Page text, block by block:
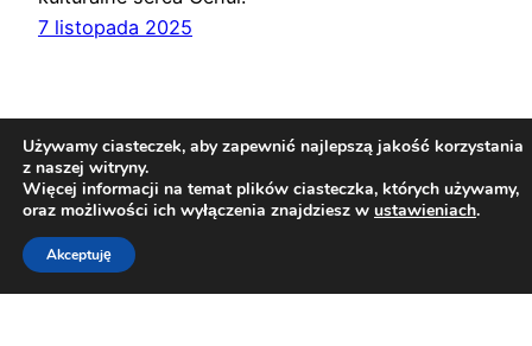
7 listopada 2025
Związek Polaków w Mediolanie
Używamy ciasteczek, aby zapewnić najlepszą jakość korzystania
z naszej witryny.
Więcej informacji na temat plików ciasteczka, których używamy,
oraz możliwości ich wyłączenia znajdziesz w ustawieniach.
Akceptuję